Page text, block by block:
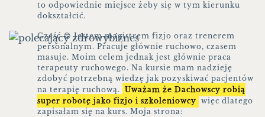
to odpowiednie miejsce żeby się w tym kierunku
dokształcić.
Cześć 😊 Jestem magistrem fizjo oraz trenerem
personalnym. Pracuje głównie ruchowo, czasem
masuje. Moim celem jednak jest głównie praca
terapeuty ruchowego. Na kursie mam nadzieję
zdobyć potrzebną wiedzę jak pozyskiwać pacjentów
na terapię ruchową. Uważam że Dachowscy robią
super robotę jako fizjo i szkoleniowcy więc dlatego
zapisałam się na kurs. Moja strona: